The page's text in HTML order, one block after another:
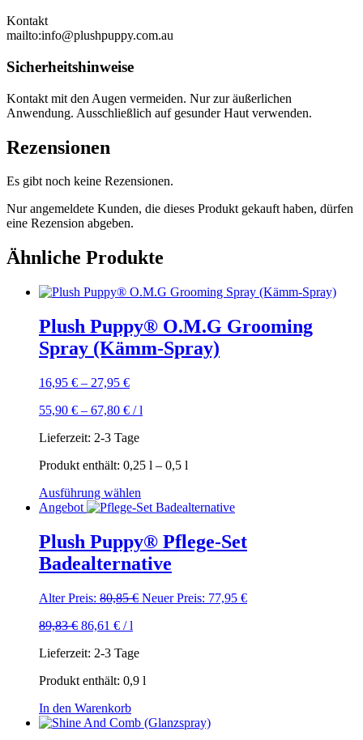
Kontakt
mailto:info@plushpuppy.com.au
Sicherheitshinweise
Kontakt mit den Augen vermeiden. Nur zur äußerlichen
Anwendung. Ausschließlich auf gesunder Haut verwenden.
Rezensionen
Es gibt noch keine Rezensionen.
Nur angemeldete Kunden, die dieses Produkt gekauft haben, dürfen
eine Rezension abgeben.
Ähnliche Produkte
Plush Puppy® O.M.G Grooming
Spray (Kämm-Spray)
16,95 € – 27,95 €
55,90 € – 67,80 € /l
Lieferzeit: 2-3 Tage
Produkt enthält: 0,25 l – 0,5 l
Ausführung wählen
Produkt
mehrere
Varianten
auf.
Optionen
können
werden
Angebot
Plush Puppy® Pflege-Set
Badealternative
Alter Preis: 80,85€ Ursprünglicher
Neuer Preis: 77,95 €Aktueller
89,83€ 86,61 € /l
Lieferzeit: 2-3 Tage
Produkt enthält: 0,9 l
In den Warenkorb